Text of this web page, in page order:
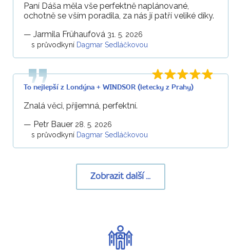
Paní Dáša měla vše perfektně naplánované,
ochotně se vším poradila, za nás jí patří veliké díky.
— Jarmila Frühaufová 31. 5. 2026
s průvodkyní Dagmar Sedláčkovou
To nejlepší z Londýna + WINDSOR (letecky z Prahy)
Znalá věci, příjemná, perfektní.
— Petr Bauer 28. 5. 2026
s průvodkyní Dagmar Sedláčkovou
Zobrazit další ...